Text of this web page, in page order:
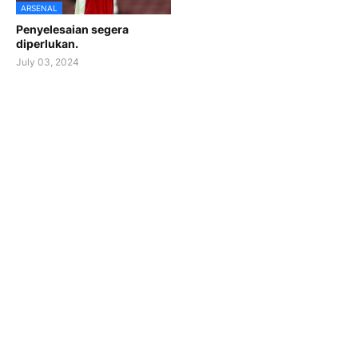
ARSENAL
Penyelesaian segera
diperlukan.
July 03, 2024